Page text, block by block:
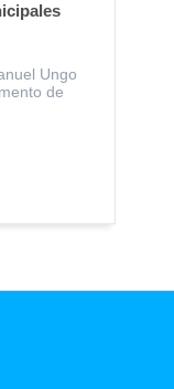
Ungo
de